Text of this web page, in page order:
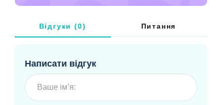
Відгуки (0) Питання
Написати відгук